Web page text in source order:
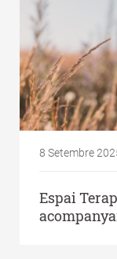
8 Setembre
Espai